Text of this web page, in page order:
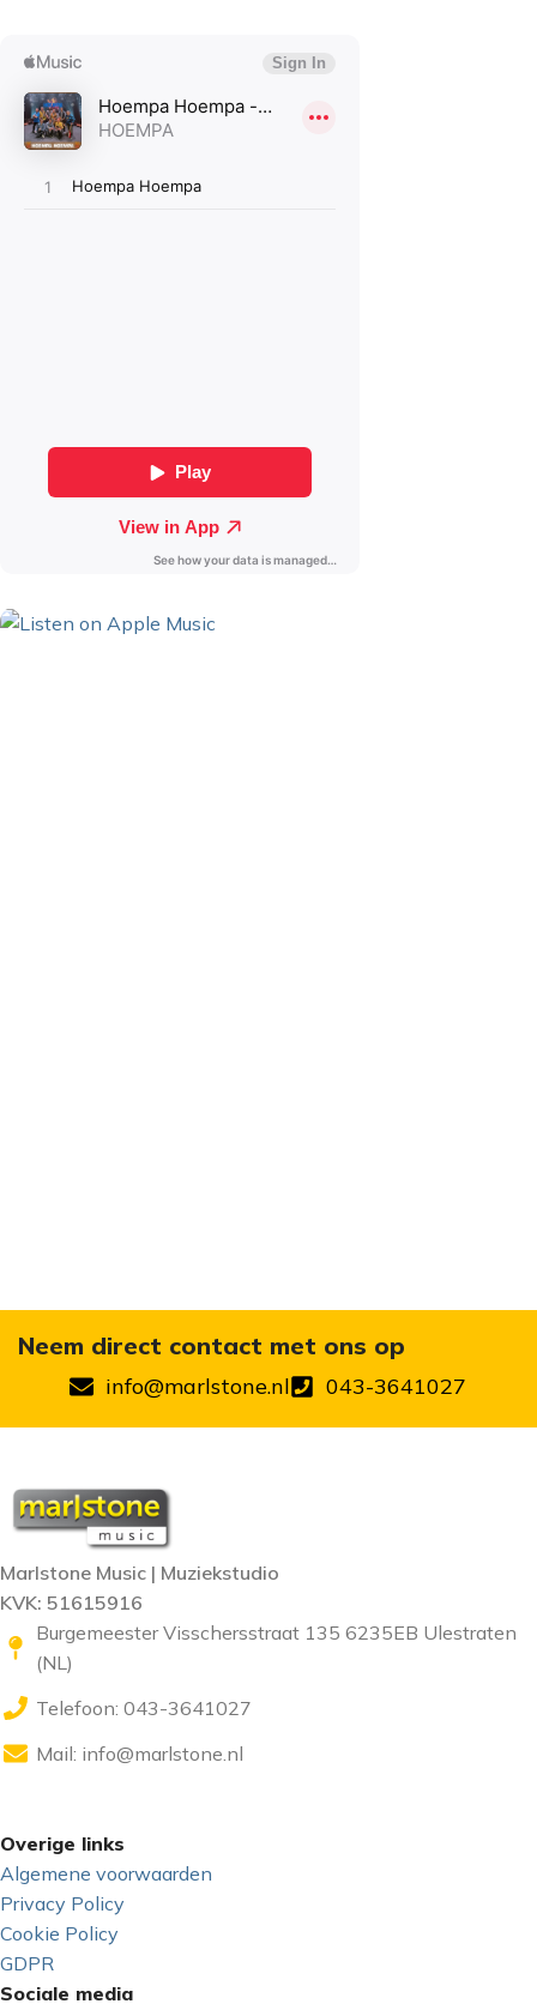
Neem direct contact met ons op
info@marlstone.nl 043-3641027
Marlstone Music | Muziekstudio
KVK: 51615916
Burgemeester Visschersstraat 135 6235EB Ulestraten
(NL)
Telefoon: 043-3641027
Mail: info@marlstone.nl
Overige links
Algemene voorwaarden
Privacy Policy
Cookie Policy
GDPR
Sociale media